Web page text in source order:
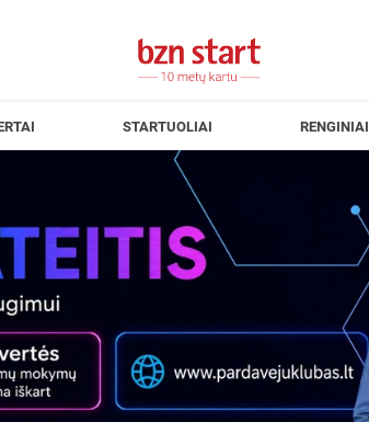
STARTUOLIAI RENGINIAI